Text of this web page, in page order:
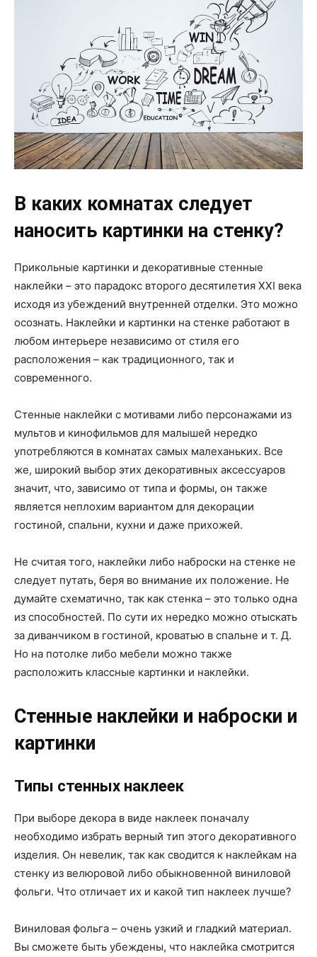
В каких комнатах следует
наносить картинки на стенку?
Прикольные картинки и декоративные стенные
наклейки – это парадокс второго десятилетия XXI века
исходя из убеждений внутренней отделки. Это можно
осознать. Наклейки и картинки на стенке работают в
любом интерьере независимо от стиля его
расположения – как традиционного, так и
современного.
Стенные наклейки с мотивами либо персонажами из
мультов и кинофильмов для малышей нередко
употребляются в комнатах самых малеханьких. Все
же, широкий выбор этих декоративных аксессуаров
значит, что, зависимо от типа и формы, он также
является неплохим вариантом для декорации
гостиной, спальни, кухни и даже прихожей.
Не считая того, наклейки либо наброски на стенке не
следует путать, беря во внимание их положение. Не
думайте схематично, так как стенка – это только одна
из способностей. По сути их нередко можно отыскать
за диванчиком в гостиной, кроватью в спальне и т. Д.
Но на потолке либо мебели можно также
расположить классные картинки и наклейки.
Стенные наклейки и наброски и
картинки
Типы стенных наклеек
При выборе декора в виде наклеек поначалу
необходимо избрать верный тип этого декоративного
изделия. Он невелик, так как сводится к наклейкам на
стенку из велюровой либо обыкновенной виниловой
фольги. Что отличает их и какой тип наклеек лучше?
Виниловая фольга – очень узкий и гладкий материал.
Вы сможете быть убеждены, что наклейка смотрится